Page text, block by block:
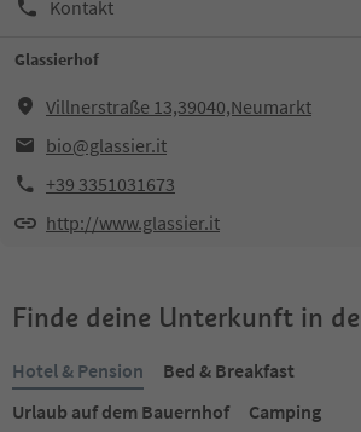
Kontakt
Glassierhof
Villnerstraße 13,39040,Neumarkt
bio@glassier.it
+39 3351031673
http://www.glassier.it
Finde deine Unterkunft in
Hotel & Pension
Bed & Breakfast
Urlaub auf dem Bauernhof
Camping